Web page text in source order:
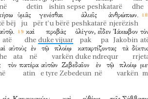
në detin ishin sepse peshkatarë dhe
bëj
ὑμᾶς
ju
γενέσθαι
për t'u bërë
ἁλιεῖς
peshkatarë
ἀνθρώπων.
njerëzish
atë
καὶ
dhe
προβὰς
duke vijuar
ὀλίγον,
pak
εἶδεν
pa
Ἰάκωβον
Jakobin
αὐτοὺς
ata
ἐν
në
τῷ πλοίῳ
varkën
καταρτίζοντας
duke ndrequr
τὰ
τὸν πατέρα
atin
αὐτῶν
e tyre
Ζεβεδαῖον
Zebedeun
ἐν
në
τῷ πλοίῳ
varkën